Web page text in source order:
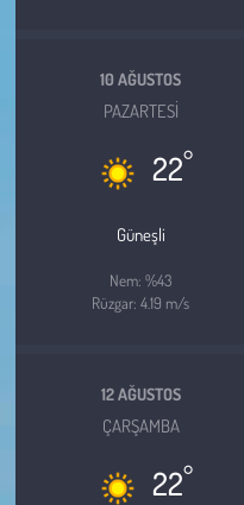
10 AĞUSTOS
PAZARTESI
22°
Güneşli
Nem: %43
Rüzgar: 4.19 m/s
12 AĞUSTOS
ÇARŞAMBA
22°